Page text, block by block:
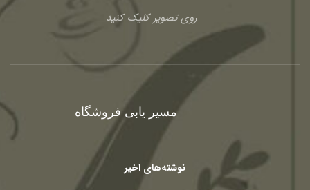
روی تصویر کلیک کنید
مسیر یابی فروشگاه
نوشته‌های اخیر